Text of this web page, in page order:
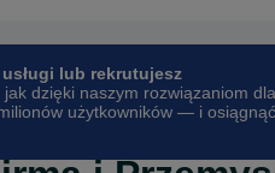
lub rekrutujesz
jak dzięki naszym rozwiązaniom dla
użytkowników — i osiągnąć